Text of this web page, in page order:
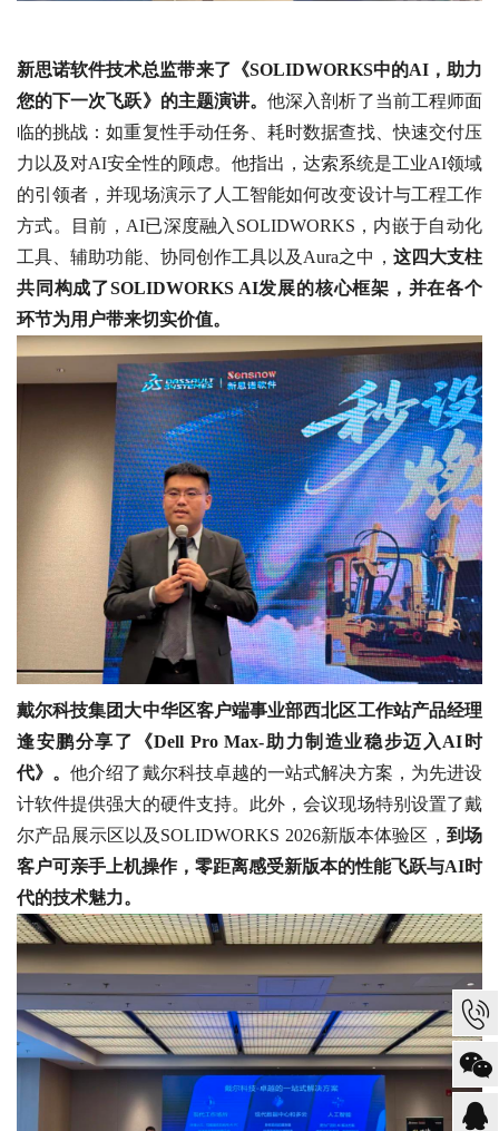
新思诺软件技术总监带来了《SOLIDWORKS中的AI，助力
您的下一次飞跃》的主题演讲。他深入剖析了当前工程师面
临的挑战：如重复性手动任务、耗时数据查找、快速交付压
力以及对AI安全性的顾虑。他指出，达索系统是工业AI领域
的引领者，并现场演示了人工智能如何改变设计与工程工作
方式。目前，AI已深度融入SOLIDWORKS，内嵌于自动化
工具、辅助功能、协同创作工具以及Aura之中， 这四大支柱
共同构成了SOLIDWORKS AI发展的核心框架，并在各个
环节为用户带来切实价值。
戴尔科技集团大中华区客户端事业部西北区工作站产品经理
逢安鹏分享了《Dell Pro Max-助力制造业稳步迈入AI时
代》。他介绍了戴尔科技卓越的一站式解决方案，为先进设
计软件提供强大的硬件支持。此外，会议现场特别设置了戴
尔产品展示区以及SOLIDWORKS 2026新版本体验区， 到场
客户可亲手上机操作，零距离感受新版本的性能飞跃与AI时
代的技术魅力。